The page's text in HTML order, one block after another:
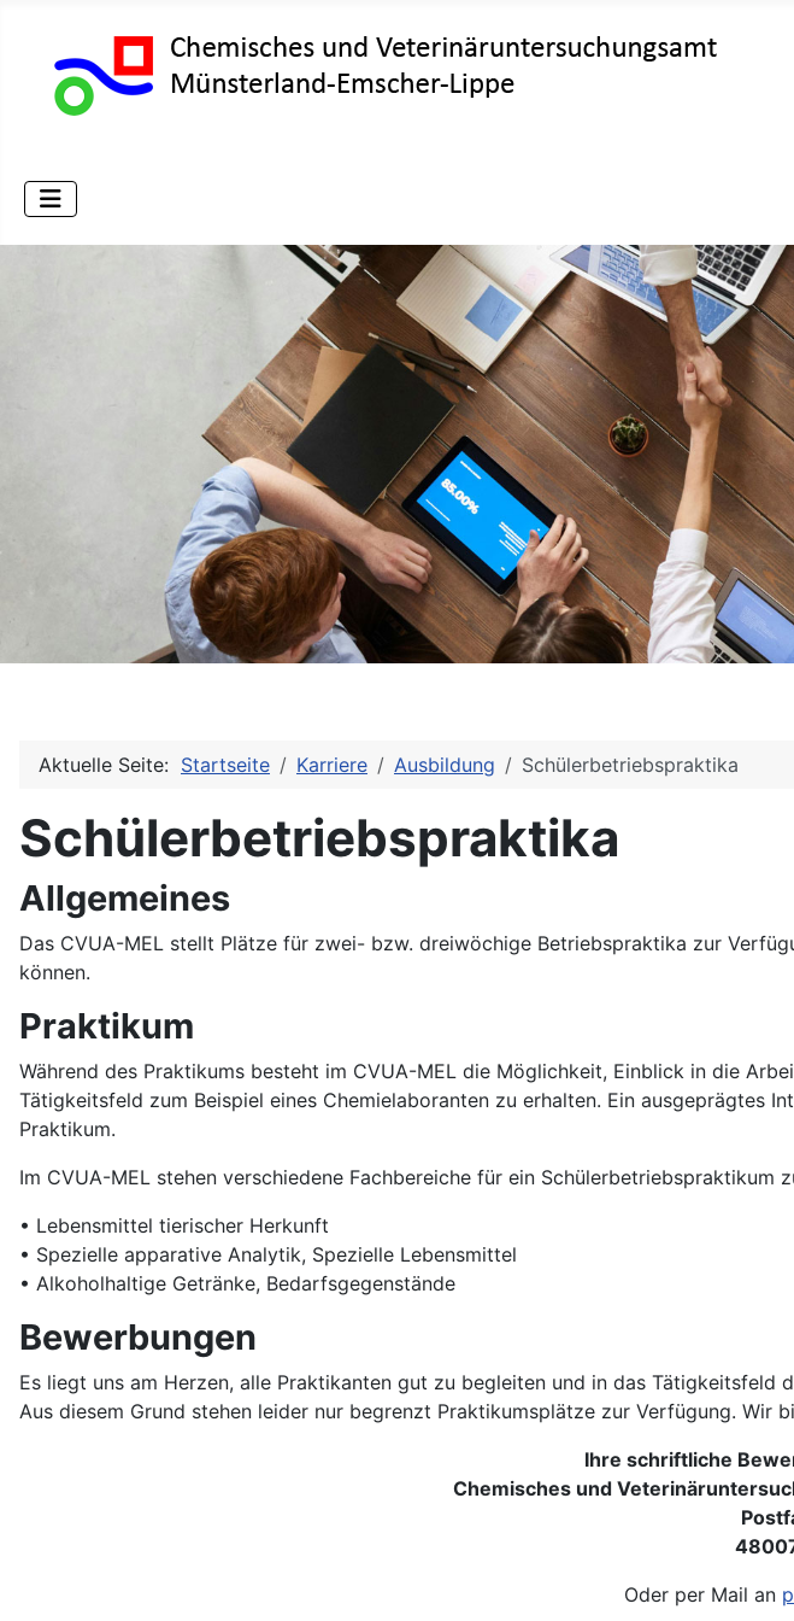
Aktuelle Seite: Startseite Karriere Ausbildung Schülerbetriebspraktika
Schülerbetriebspraktika
Allgemeines
Das CVUA-MEL stellt Plätze für zwei- bzw. dreiwöchige Betriebspraktika zur
können.
Praktikum
Während des Praktikums besteht im CVUA-MEL die Möglichkeit, Einblick in die
Tätigkeitsfeld zum Beispiel eines Chemielaboranten zu erhalten. Ein ausgeprägtes
Praktikum.
Im CVUA-MEL stehen verschiedene Fachbereiche für ein Schülerbetriebspraktikum
• Lebensmittel tierischer Herkunft
• Spezielle apparative Analytik, Spezielle Lebensmittel
• Alkoholhaltige Getränke, Bedarfsgegenstände
Bewerbungen
Es liegt uns am Herzen, alle Praktikanten gut zu begleiten und in das Tätigkeitsfeld
Aus diesem Grund stehen leider nur begrenzt Praktikumsplätze zur Verfügung. Wir
Ihre schriftliche
Chemisches und
Oder per Mail an